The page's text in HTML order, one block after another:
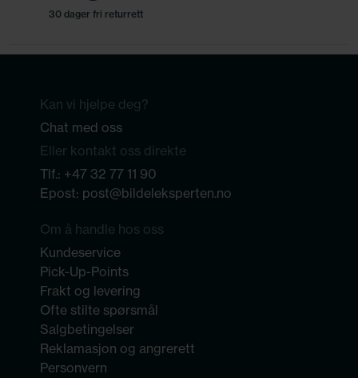
30 dager fri returrett
Kan vi hjelpe deg?
Chat med oss
Eller kontakt oss direkte
Tlf.: +47 32 77 11 90
Epost: post@bildeleksperten.no
Om å handle hos oss
Kundeservice
Pick-Up-Points
Frakt og levering
Ofte stilte spørsmål
Salgbetingelser
Reklamasjon og angrerett
Personvern